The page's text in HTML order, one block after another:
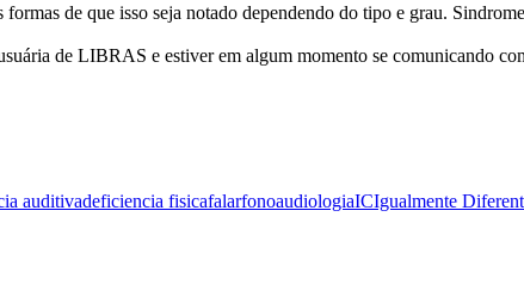
de que isso seja notado dependendo do tipo e grau.
de LIBRAS e estiver em algum momento se comunicando
auditivadeficiencia fisicafalarfonoaudiologiaICIgualmente